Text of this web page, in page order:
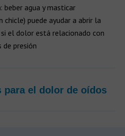
: beber agua y masticar
chicle) puede ayudar a abrir la
el dolor está relacionado con
de presión
para el dolor de oídos